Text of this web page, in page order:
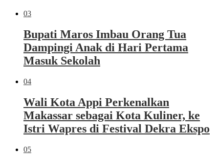
03
Bupati Maros Imbau Orang Tua
Dampingi Anak di Hari Pertama
Masuk Sekolah
04
Wali Kota Appi Perkenalkan
Makassar sebagai Kota Kuliner, ke
Istri Wapres di Festival Dekra Ekspo
05